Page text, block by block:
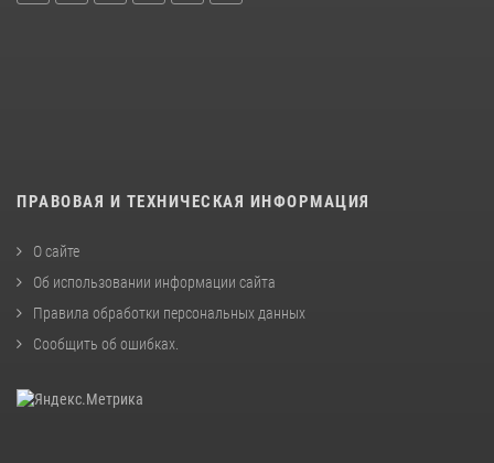
ПРАВОВАЯ И ТЕХНИЧЕСКАЯ ИНФОРМАЦИЯ
О сайте
Об использовании информации сайта
Правила обработки персональных данных
Сообщить об ошибках.